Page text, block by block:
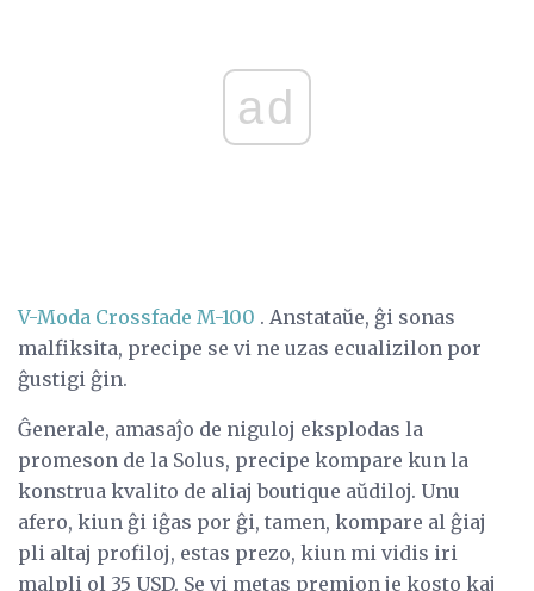
ad
V-Moda Crossfade M-100 . Anstataŭe, ĝi sonas
malfiksita, precipe se vi ne uzas ecualizilon por
ĝustigi ĝin.
Ĝenerale, amasaĵo de niguloj eksplodas la
promeson de la Solus, precipe kompare kun la
konstrua kvalito de aliaj boutique aŭdiloj. Unu
afero, kiun ĝi iĝas por ĝi, tamen, kompare al ĝiaj
pli altaj profiloj, estas prezo, kiun mi vidis iri
malpli ol 35 USD. Se vi metas premion je kosto kaj